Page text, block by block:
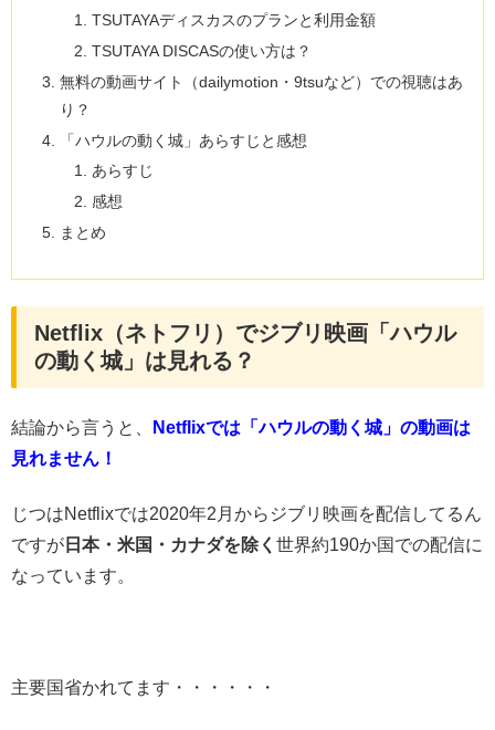
TSUTAYAディスカスのプランと利用金額
TSUTAYA DISCASの使い方は？
無料の動画サイト（dailymotion・9tsuなど）での視聴はあ
り？
「ハウルの動く城」あらすじと感想
あらすじ
感想
まとめ
Netflix（ネトフリ）でジブリ映画「ハウル
の動く城」は見れる？
結論から言うと、
Netflixでは「ハウルの動く城」の動画は
見れません！
じつはNetflixでは2020年2月からジブリ映画を配信してるん
ですが 日本・米国・カナダを除く 世界約190か国での配信に
なっています。
主要国省かれてます・・・・・・